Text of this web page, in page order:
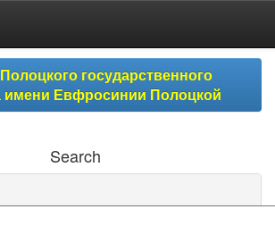
государственного
имени Евфросинии Полоцкой
Search